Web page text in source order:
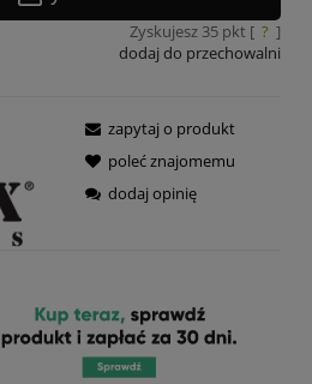
Zyskujesz 35pkt [ ? ]
dodaj do przechowalni
zapytaj o produkt
poleć znajomemu
dodaj opinię